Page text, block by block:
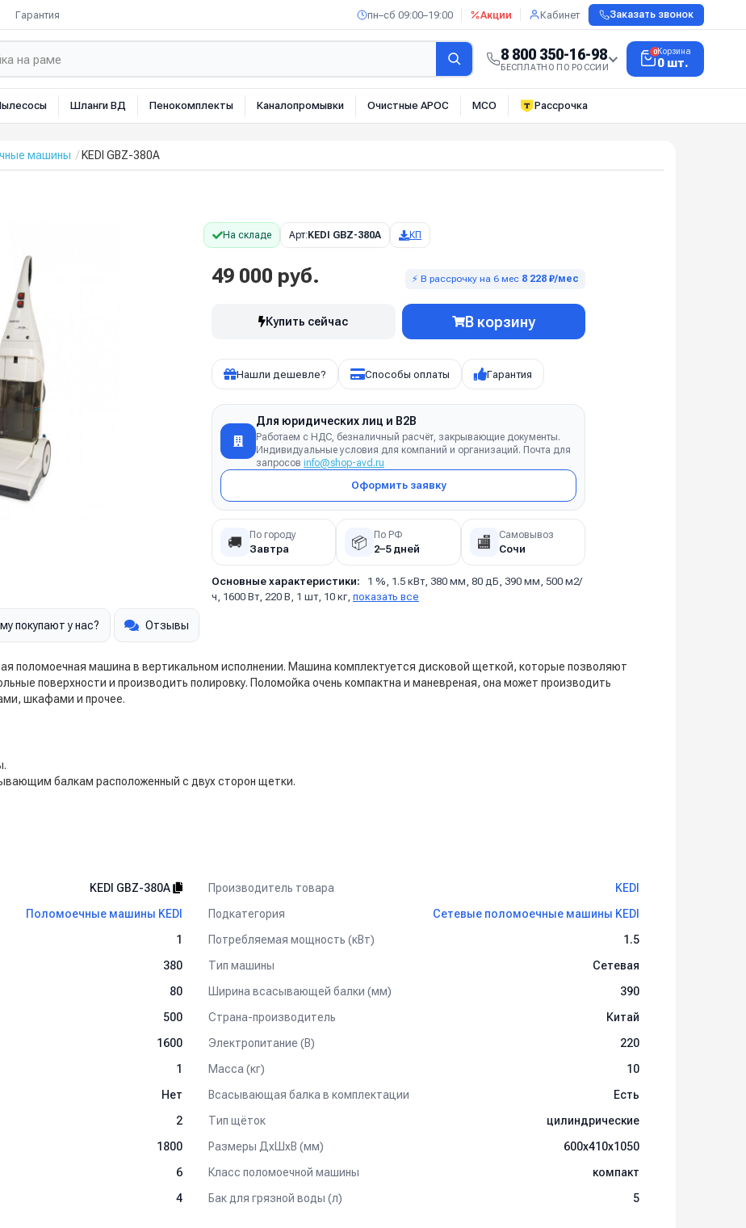
Гарантия пн–сб 09:00–19:00 Акции Кабинет Заказать звонок
8 800 350-16-98
БЕСПЛАТНО ПО РОССИИ
0Корзина
0 шт.
Шланги ВД Пенокомплекты Каналопромывки Очистные АРОС МСО Рассрочка
машины KEDI GBZ-380A
На складе Арт: KEDI GBZ-380A КП
49 000 руб. ⚡ В рассрочку на 6 мес 8 228 ₽/мес
Купить сейчас В корзину
Нашли дешевле? Способы оплаты Гарантия
Для юридических лиц и B2B
Работаем с НДС, безналичный расчёт, закрывающие документы.
Индивидуальные условия для компаний и организаций. Почта для
запросов info@shop-avd.ru
Оформить заявку
🚚 По городу
Завтра 📦 По РФ
2–5 дней 🏬 Самовывоз
Сочи
Основные характеристики:
1 %, 1.5 кВт, 380 мм, 80 дБ, 390 мм, 500 м2/
ч, 1600 Вт, 220 В, 1 шт, 10 кг, показать все
покупают у нас? Отзывы
поломоечная машина в вертикальном исполнении. Машина комплектуется дисковой щеткой, которые позволяют
поверхности и производить полировку. Поломойка очень компактна и маневреная, она может производить
шкафами и прочее.
балкам расположенный с двух сторон щетки.
KEDI GBZ-380A Производитель товара
KEDI
Поломоечные машины KEDI Подкатегория
Сетевые поломоечные машины KEDI
1 Потребляемая мощность (кВт)
1.5
380 Тип машины
Сетевая
80 Ширина всасывающей балки (мм)
390
500 Страна-производитель
Китай
1600 Электропитание (В)
220
1 Масса (кг)
10
Нет Всасывающая балка в комплектации
Есть
2 Тип щёток
цилиндрические
1800 Размеры ДхШхВ (мм)
600х410х1050
6 Класс поломоечной машины
компакт
4 Бак для грязной воды (л) 5